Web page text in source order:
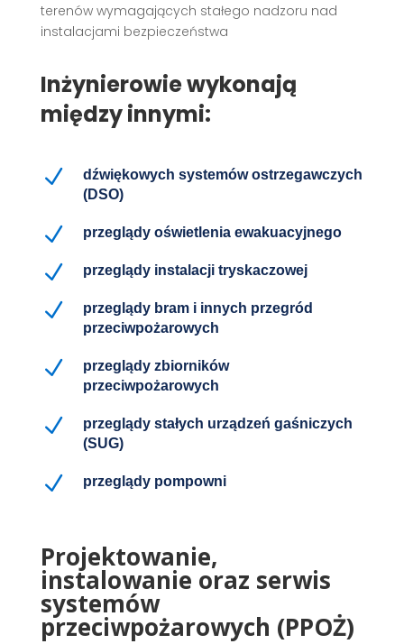
terenów wymagających stałego nadzoru nad
instalacjami bezpieczeństwa
Inżynierowie wykonają
między innymi:
N
dźwiękowych systemów ostrzegawczych
(DSO)
N przeglądy oświetlenia ewakuacyjnego
N przeglądy instalacji tryskaczowej
N
przeglądy bram i innych przegród
przeciwpożarowych
N
przeglądy zbiorników
przeciwpożarowych
N
przeglądy stałych urządzeń gaśniczych
(SUG)
N przeglądy pompowni
Projektowanie,
instalowanie oraz serwis
systemów
przeciwpożarowych (PPOŻ)